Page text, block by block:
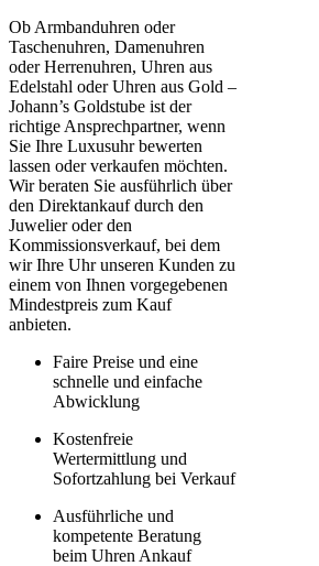
Ob Armbanduhren oder
Taschenuhren, Damenuhren
oder Herrenuhren, Uhren aus
Edelstahl oder Uhren aus Gold –
Johann’s Goldstube ist der
richtige Ansprechpartner, wenn
Sie Ihre Luxusuhr bewerten
lassen oder verkaufen möchten.
Wir beraten Sie ausführlich über
den Direktankauf durch den
Juwelier oder den
Kommissionsverkauf, bei dem
wir Ihre Uhr unseren Kunden zu
einem von Ihnen vorgegebenen
Mindestpreis zum Kauf
anbieten.
Faire Preise und eine
schnelle und einfache
Abwicklung
Kostenfreie
Wertermittlung und
Sofortzahlung bei Verkauf
Ausführliche und
kompetente Beratung
beim Uhren Ankauf